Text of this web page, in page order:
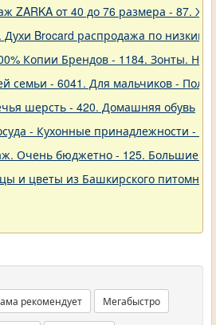
ZARKA от 40 до 76 размера - 87.
Brocard распродажа по низким
Копии Брендов - 1184. Зонты.
семьи - 6041. Для мальчиков -
шерсть - 420. Домашняя обувь
- Кухонные принадлежности -
Очень бюджетно - 125. Большие
и цветы из Башкирского
рекомендует Мегабыстро